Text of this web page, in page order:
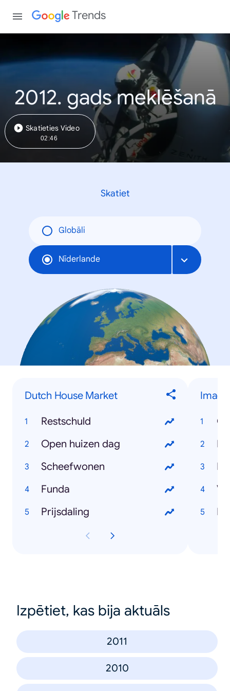
Trends
2012. gads meklēšanā
Skatieties Video
02:46
Skatiet
Globāli
Nīderlande
Dutch House Market
Restschuld
Open huizen dag
Scheefwonen
Funda
Prijsdaling
Izpētiet, kas bija aktuāls
2011
2010